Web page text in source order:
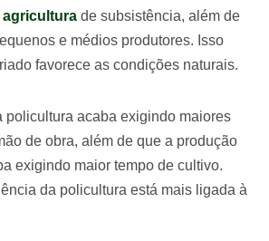
agricultura de subsistência, além de
e médios produtores. Isso
favorece as condições naturais.
policultura acaba exigindo maiores
de obra, além de que a produção
exigindo maior tempo de cultivo.
da policultura está mais ligada à